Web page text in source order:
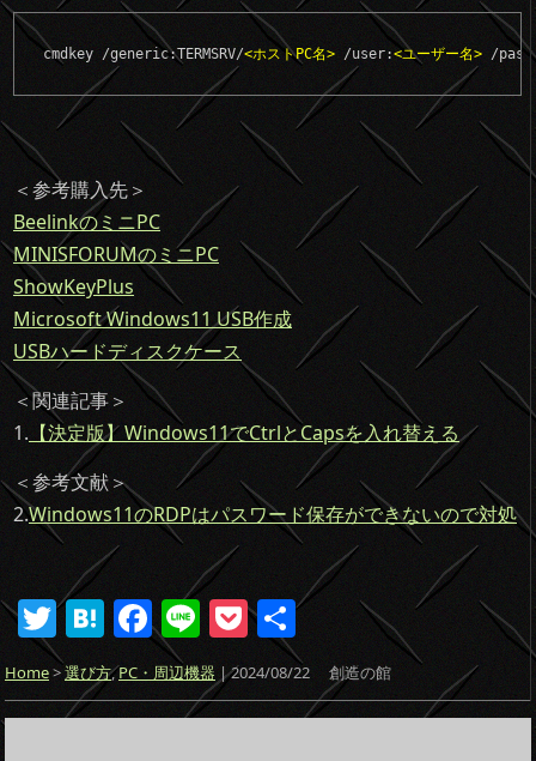
cmdkey /generic:TERMSRV/<ホストPC名> /user:<ユーザー名> /pass
＜参考購入先＞
BeelinkのミニPC
MINISFORUMのミニPC
ShowKeyPlus
Microsoft Windows11 USB作成
USBハードディスクケース
＜関連記事＞
1. 【決定版】Windows11でCtrlとCapsを入れ替える
＜参考文献＞
2.Windows11のRDPはパスワード保存ができないので対処
T
w
itt
er
H
at
e
n
F
a
c
e
Li
n
e
P
o
ck
et
共
有
Home>選び方,PC・周辺機器 | 2024/08/22 創造の館